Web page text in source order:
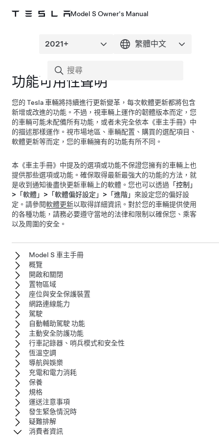
Model S Owner's Manual
功能可用性聲明
您的 Tesla 車輛將持續進行更新變革，每次軟體更新都將包含
新增或改進的功能。不過，視車輛上運作的韌體版本而定，您
的車輛可能未配備所有功能，或者未完全依本《車主手冊》中
的描述那樣運作。視市場地區、車輛配置、購買的選配項目、
軟體更新等而定，您的車輛擁有的功能有所不同。
本《車主手冊》中提及的選項或功能不保證您擁有的車輛上也
提供那些選項或功能。確保取得最新最強大的功能的方法，就
是收到通知後盡快更新車輛上的軟體。您也可以透過 「控制」
>「軟體」>「軟體偏好設定」>「進階」 來設定您的偏好設
定。請參閱軟體更新以取得詳細資訊。對於您的車輛提供使用
的各種功能，請務必要遵守當地的法律和限制以確保您、乘客
以及周圍的安全。
Model S 車主手冊
概覽
開啟和關閉
置物區域
座位與安全保護裝置
網路連線能力
駕駛
自動輔助駕駛 功能
主動安全防護功能
行車記錄器、哨兵模式和安全性
恆溫空調
導航與娛樂
充電和電力消耗
保養
規格
運送注意事項
發生緊急情況時
疑難排解
消費者資訊